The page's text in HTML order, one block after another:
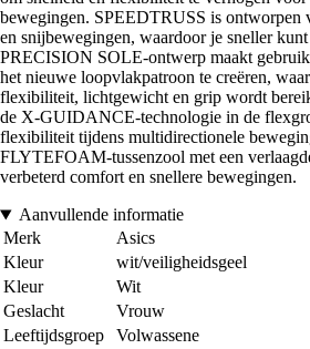
bewegingen. SPEEDTRUSS is ontworpen
en snijbewegingen, waardoor je sneller
PRECISION SOLE-ontwerp maakt
het nieuwe loopvlakpatroon te creëren,
flexibiliteit, lichtgewicht en grip wordt
de X-GUIDANCE-technologie in de
flexibiliteit tijdens multidirectionele
FLYTEFOAM-tussenzool met een
verbeterd comfort en snellere bewegingen.
Aanvullende informatie
Merk
Asics
Kleur
wit/veiligheidsgeel
Kleur
Wit
Geslacht
Vrouw
Leeftijdsgroep
Volwassene